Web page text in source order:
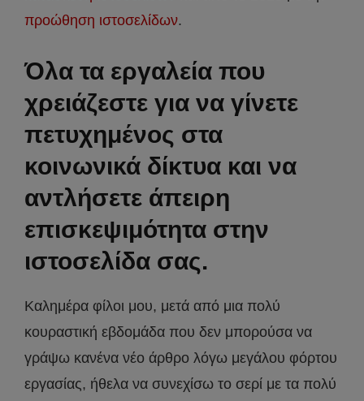
προώθηση ιστοσελίδων.
Όλα τα εργαλεία που
χρειάζεστε για να γίνετε
πετυχημένος στα
κοινωνικά δίκτυα και να
αντλήσετε άπειρη
επισκεψιμότητα στην
ιστοσελίδα σας.
Καλημέρα φίλοι μου, μετά από μια πολύ
κουραστική εβδομάδα που δεν μπορούσα να
γράψω κανένα νέο άρθρο λόγω μεγάλου φόρτου
εργασίας, ήθελα να συνεχίσω το σερί με τα πολύ